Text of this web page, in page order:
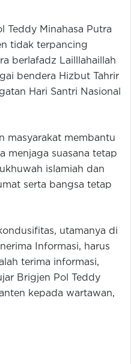
Teddy Minahasa Putra
tidak terpancing
berlafadz Lailllahaillah
bendera Hizbut Tahrir
Hari Santri Nasional
masyarakat membantu
menjaga suasana tetap
islamiah dan
serta bangsa tetap
utamanya di
Informasi, harus
terima informasi,
Brigjen Pol Teddy
kepada wartawan,